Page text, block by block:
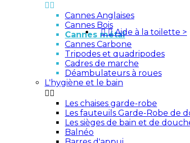
  Aide à la toilette >

Cannes Anglaises
Cannes Bois
Cannes métal
Cannes Carbone
Tripodes et quadripodes
Cadres de marche
Déambulateurs à roues
L'hygiène et le bain

Les chaises garde-robe
Les fauteuils Garde-Robe de
Les sièges de bain et de
Balnéo